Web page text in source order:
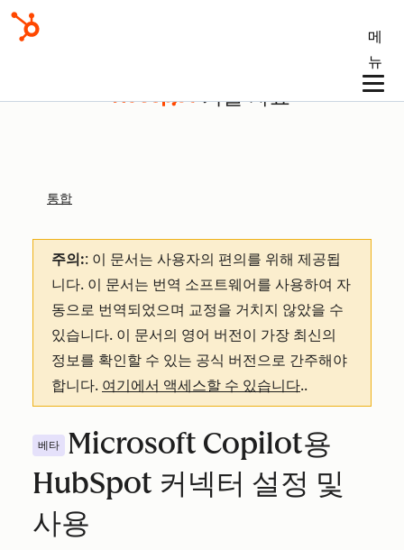
메
뉴
기술 자료
통합
주의:: 이 문서는 사용자의 편의를 위해 제공됩
니다. 이 문서는 번역 소프트웨어를 사용하여 자
동으로 번역되었으며 교정을 거치지 않았을 수
있습니다. 이 문서의 영어 버전이 가장 최신의
정보를 확인할 수 있는 공식 버전으로 간주해야
합니다. 여기에서 액세스할 수 있습니다..
베타
Microsoft Copilot용
HubSpot 커넥터 설정 및
사용